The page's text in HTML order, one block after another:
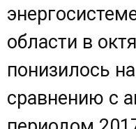
области в
понизилось
сравнению с